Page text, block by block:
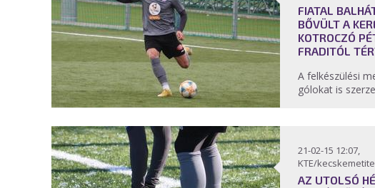
FIATAL
BŐVÜLT A
KOTROCZÓ
FRADITÓL
A felkészülési
gólokat is
21-02-15 12:07,
KTE/
AZ UTOLSÓ